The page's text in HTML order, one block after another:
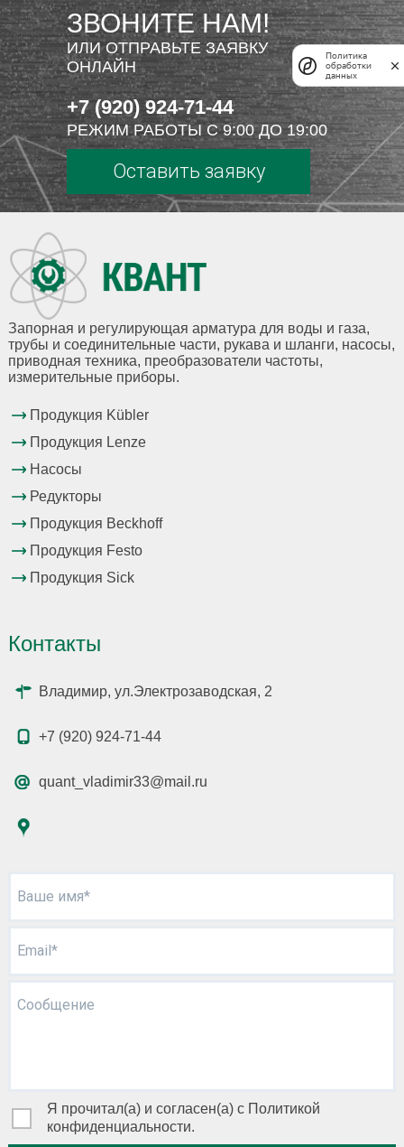
ЗВОНИТЕ НАМ!
ИЛИ ОТПРАВЬТЕ ЗАЯВКУ
ОНЛАЙН
+7 (920) 924-71-44
РЕЖИМ РАБОТЫ С 9:00 ДО 19:00
Оставить заявку
Запорная и регулирующая арматура для воды и газа,
трубы и соединительные части, рукава и шланги, насосы,
приводная техника, преобразователи частоты,
измерительные приборы.
Продукция Kübler
Продукция Lenze
Насосы
Редукторы
Продукция Beckhoff
Продукция Festo
Продукция Sick
Контакты
Владимир, ул.Электрозаводская, 2
+7 (920) 924-71-44
quant_vladimir33@mail.ru
Ваше имя*
Email*
Сообщение
Я прочитал(а) и согласен(а) с Политикой
конфиденциальности.
Политика
обработки
данных